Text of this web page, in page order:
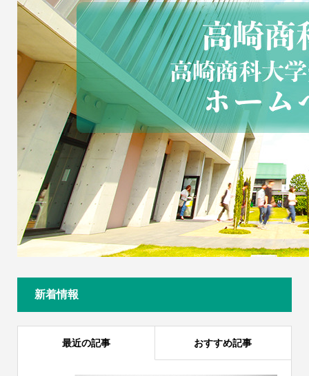
新着情報
最近の記事 おすすめ記事